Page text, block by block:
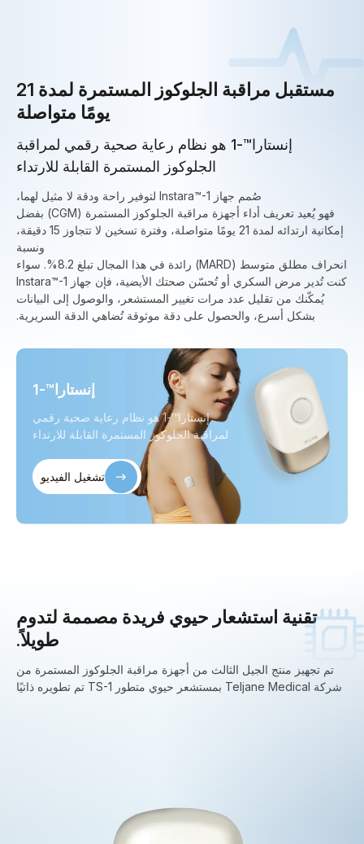
مستقبل مراقبة الجلوكوز المستمرة لمدة 21
يومًا متواصلة
إنستارا™-1 هو نظام رعاية صحية رقمي لمراقبة
الجلوكوز المستمرة القابلة للارتداء
صُمم جهاز Instara™-1 لتوفير راحة ودقة لا مثيل لهما،
فهو يُعيد تعريف أداء أجهزة مراقبة الجلوكوز المستمرة (CGM) بفضل
إمكانية ارتدائه لمدة 21 يومًا متواصلة، وفترة تسخين لا تتجاوز 15 دقيقة،
ونسبة
انحراف مطلق متوسط ​​(MARD) رائدة في هذا المجال تبلغ 8.2%. سواء
كنت تُدير مرض السكري أو تُحسّن صحتك الأيضية، فإن جهاز Instara™-1
يُمكّنك من تقليل عدد مرات تغيير المستشعر، والوصول إلى البيانات
بشكل أسرع، والحصول على دقة موثوقة تُضاهي الدقة السريرية.
إنستارا™-1
إنستارا™-1 هو نظام رعاية صحية رقمي
لمراقبة الجلوكوز المستمرة القابلة للارتداء
تشغيل الفيديو
تقنية استشعار حيوي فريدة مصممة لتدوم
طويلاً.
تم تجهيز منتج الجيل الثالث من أجهزة مراقبة الجلوكوز المستمرة من
شركة Teljane Medical بمستشعر حيوي متطور TS-1 تم تطويره ذاتيًا